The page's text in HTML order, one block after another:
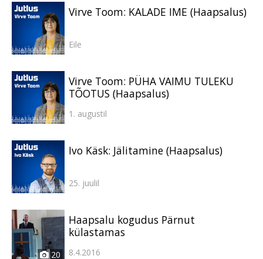
Virve Toom: KALADE IME (Haapsalus)
Eile
Virve Toom: PÜHA VAIMU TULEKU
TÕOTUS (Haapsalus)
1. augustil
Ivo Käsk: Jälitamine (Haapsalus)
25. juulil
20
Haapsalu kogudus Pärnut
külastamas
8.4.2016